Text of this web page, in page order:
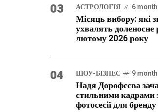
03 АСТРОЛОГІЯ 6
Місяць вибору: які
ухвалять доленосне
лютому 2026 року
04 ШОУ-БІЗНЕС 9
Надя Дорофєєва
стильними кадрами
фотосесії для